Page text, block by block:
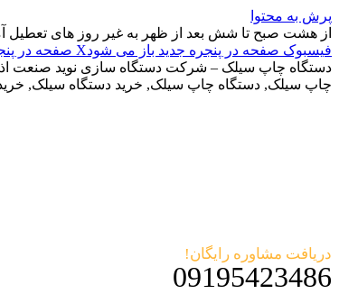
پرش به محتوا
از هشت صبح تا شش بعد از ظهر به غیر روز های تعطیل
فیسبوک صفحه در پنجره جدید باز می شودX صفحه در پنجره جدید باز می شود
دستگاه چاپ سیلک – شرکت دستگاه سازی نوید صنعت
چاپ سیلک, دستگاه چاپ سیلک, خرید دستگاه سیلک,
دریافت مشاوره رایگان!
09195423486